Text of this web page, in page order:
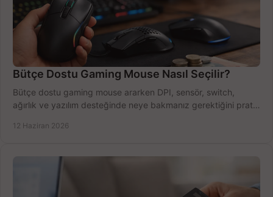
Bütçe Dostu Gaming Mouse Nasıl Seçilir?
Bütçe dostu gaming mouse ararken DPI, sensör, switch,
ağırlık ve yazılım desteğinde neye bakmanız gerektiğini pratik
12 Haziran 2026